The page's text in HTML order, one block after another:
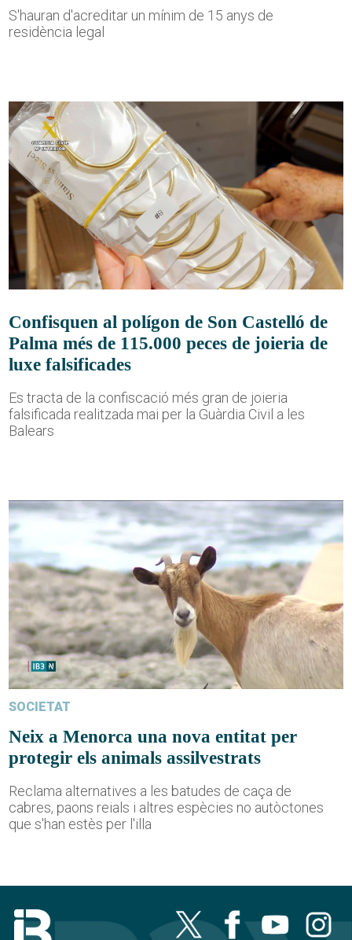
S'hauran d'acreditar un mínim de 15 anys de
residència legal
Confisquen al polígon de Son Castelló de
Palma més de 115.000 peces de joieria de
luxe falsificades
Es tracta de la confiscació més gran de joieria
falsificada realitzada mai per la Guàrdia Civil a les
Balears
SOCIETAT
Neix a Menorca una nova entitat per
protegir els animals assilvestrats
Reclama alternatives a les batudes de caça de
cabres, paons reials i altres espècies no autòctones
que s'han estès per l'illa